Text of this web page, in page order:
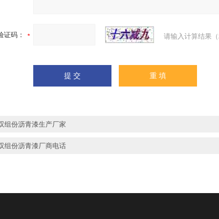
证码： 请输入计算结果
组份沥青漆生产厂家
组份沥青漆厂商电话